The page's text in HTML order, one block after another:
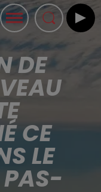
DE
CE
LE
PAS-